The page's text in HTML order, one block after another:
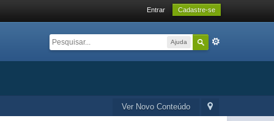
Entrar Cadastre-se
Ajuda
Ver Novo Conteúdo